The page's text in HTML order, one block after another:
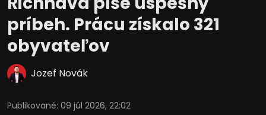
príbeh. Prácu získalo 321
obyvateľov
Jozef Novák
Publikované: 09 júl 2026, 22:02